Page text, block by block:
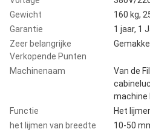
Gewicht
160 kg,
Garantie
1 jaar, 1
Zeer belangrijke
Verkopende Punten
Machinenaam
Van de
machine
Functie
Het
het lijmen van breedte
10-50